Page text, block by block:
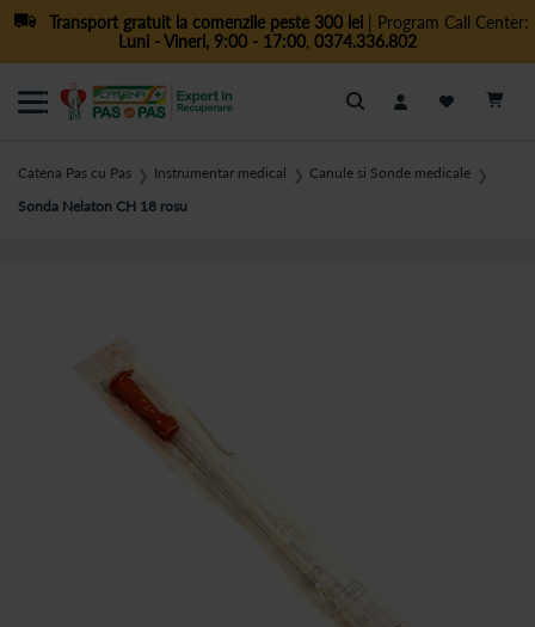
Transport gratuit la comenzile peste 300 lei| Program Call Center:
Luni - Vineri, 9:00 - 17:00, 0374.336.802
Cautare
Catena Pas cu Pas ❯ Instrumentar medical ❯ Canule si Sonde medicale ❯
Sonda Nelaton CH 18 rosu